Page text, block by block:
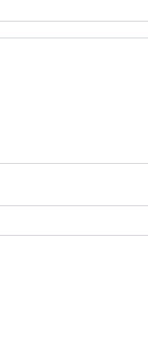
aux fins de vous contacter
aux seuls